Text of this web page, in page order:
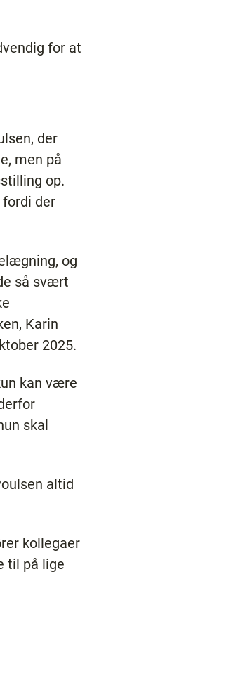
for at
der
men på
op.
der
og
så svært
Karin
2025.
kan være
skal
altid
kollegaer
til på lige